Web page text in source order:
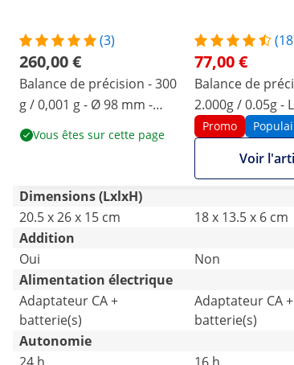
(3)
260,00 €
Balance de précision - 300
g / 0,001 g - Ø 98 mm -
écran LCD tactile -
chambre de protection
Vous êtes sur cette page
77,00 €
Balance de
2.000g / 0.05g -
Promo
Voir
Dimensions (LxlxH)
20.5 x 26 x 15 cm
18 x 13.5 x 6 cm
Addition
Oui
Non
Alimentation électrique
Adaptateur CA +
batterie(s)
Adaptateur CA +
batterie(s)
Autonomie